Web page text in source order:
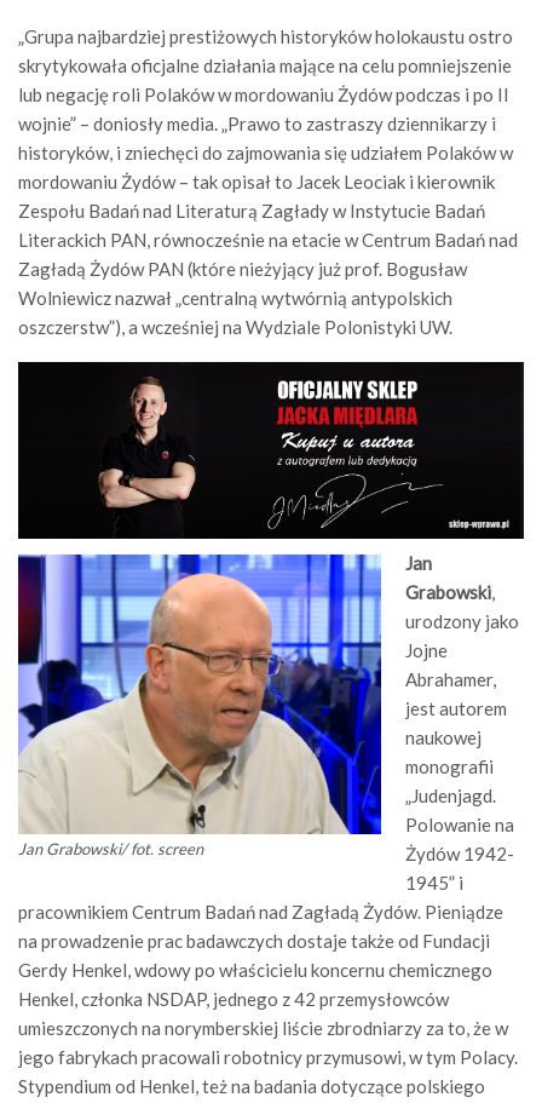
„Grupa najbardziej prestiżowych historyków holokaustu ostro
skrytykowała oficjalne działania mające na celu pomniejszenie
lub negację roli Polaków w mordowaniu Żydów podczas i po II
wojnie” – doniosły media. „Prawo to zastraszy dziennikarzy i
historyków, i zniechęci do zajmowania się udziałem Polaków w
mordowaniu Żydów – tak opisał to Jacek Leociak i kierownik
Zespołu Badań nad Literaturą Zagłady w Instytucie Badań
Literackich PAN, równocześnie na etacie w Centrum Badań nad
Zagładą Żydów PAN (które nieżyjący już prof. Bogusław
Wolniewicz nazwał „centralną wytwórnią antypolskich
oszczerstw”), a wcześniej na Wydziale Polonistyki UW.
Jan Grabowski/ fot. screen
Jan
Grabowski,
urodzony jako
Jojne
Abrahamer,
jest autorem
naukowej
monografii
„Judenjagd.
Polowanie na
Żydów 1942-
1945” i
pracownikiem Centrum Badań nad Zagładą Żydów. Pieniądze
na prowadzenie prac badawczych dostaje także od Fundacji
Gerdy Henkel, wdowy po właścicielu koncernu chemicznego
Henkel, członka NSDAP, jednego z 42 przemysłowców
umieszczonych na norymberskiej liście zbrodniarzy za to, że w
jego fabrykach pracowali robotnicy przymusowi, w tym Polacy.
Stypendium od Henkel, też na badania dotyczące polskiego